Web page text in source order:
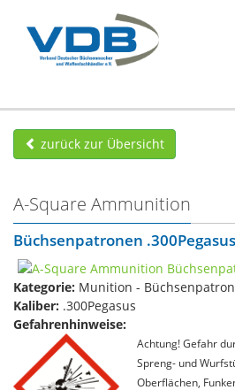
zurück zur Übersicht
A-Square Ammunition
Büchsenpatronen .300Pegasus
Kategorie: Munition -
Kaliber: .300Pegasus
Gefahrenhinweise:
Achtung! Gefahr
Spreng- und
Oberflächen,